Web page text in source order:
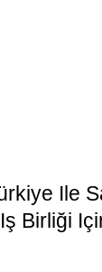
Ile
Birliği